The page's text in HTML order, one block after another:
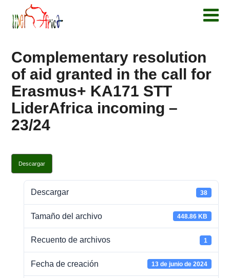
Complementary resolution
of aid granted in the call for
Erasmus+ KA171 STT
LiderAfrica incoming –
23/24
Descargar
Descargar 38
Tamaño del archivo 448.86 KB
Recuento de archivos 1
Fecha de creación 13 de junio de 2024